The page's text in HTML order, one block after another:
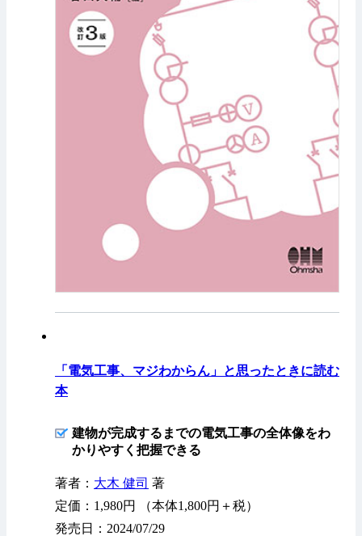
「電気工事、マジわからん」と思ったときに読む
本
建物が完成するまでの電気工事の全体像をわ
かりやすく把握できる
著者： 大木 健司 著
定価：1,980円 （本体1,800円＋税）
発売日：2024/07/29